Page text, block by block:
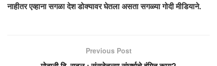
नाहीतर एव्हाना सगळा देश डोक्यावर घेतला असता सगळ्या गोदी मीडियाने.
Previous Post